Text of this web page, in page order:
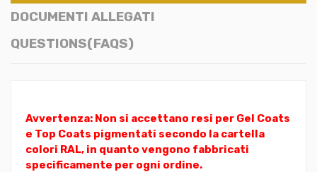
DOCUMENTI ALLEGATI
QUESTIONS(FAQS)
Avvertenza: Non si accettano resi per Gel Coats
e Top Coats pigmentati secondo la cartella
colori RAL, in quanto vengono fabbricati
specificamente per ogni ordine.